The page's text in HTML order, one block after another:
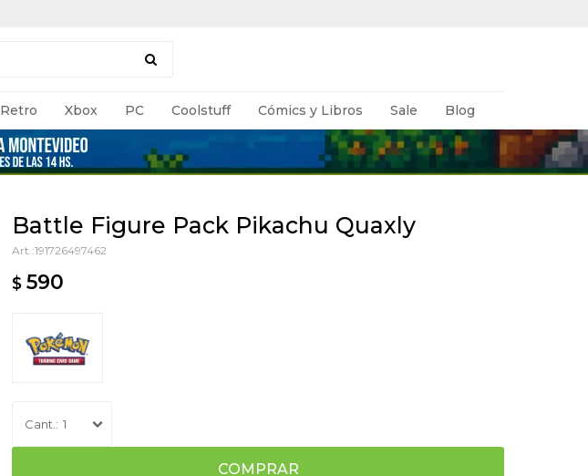
Retro Xbox PC Coolstuff Cómics y Libros Sale Blog
Battle Figure Pack Pikachu Quaxly
191726497462
$ 590
1
COMPRAR